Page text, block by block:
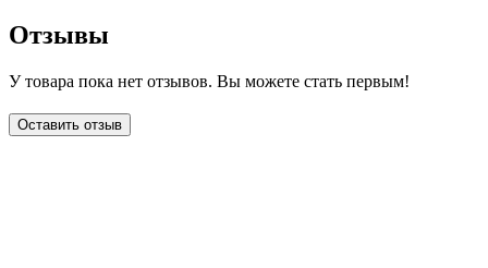
Отзывы
У товара пока нет отзывов. Вы можете стать первым!
Оставить отзыв